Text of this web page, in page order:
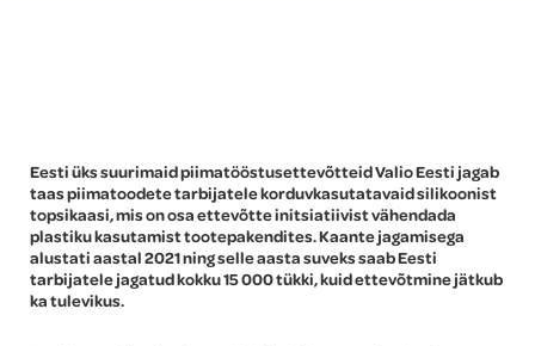
Eesti üks suurimaid piimatööstusettevõtteid Valio Eesti jagab
taas piimatoodete tarbijatele korduvkasutatavaid silikoonist
topsikaasi, mis on osa ettevõtte initsiatiivist vähendada
plastiku kasutamist tootepakendites. Kaante jagamisega
alustati aastal 2021 ning selle aasta suveks saab Eesti
tarbijatele jagatud kokku 15 000 tükki, kuid ettevõtmine jätkub
ka tulevikus.